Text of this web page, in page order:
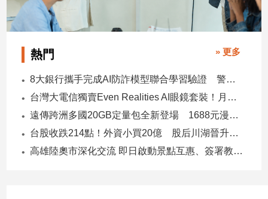
／
影
遊
熱門 » 更多
8大銀行攜手完成AI防詐模型聯合學習驗證 警示帳戶準確度提升2倍
台灣大電信獨賣Even Realities AI眼鏡套裝！月付1399元 專案價3990
遠傳跨洲多國20GB定量包全新登場 1688元漫遊逾百國家！
台股收跌214點！外資小買20億 股后川湖晉升萬金股
高雄陸奧市深化交流 即日啟動景點互惠、簽署教育合作MOU